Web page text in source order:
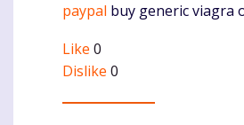
paypal buy generic viagra
Like 0
Dislike 0